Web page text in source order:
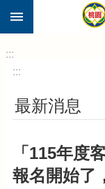
跳到主要內容區塊
進
階
:::
:::
最新消息
「115年度
報名開始了